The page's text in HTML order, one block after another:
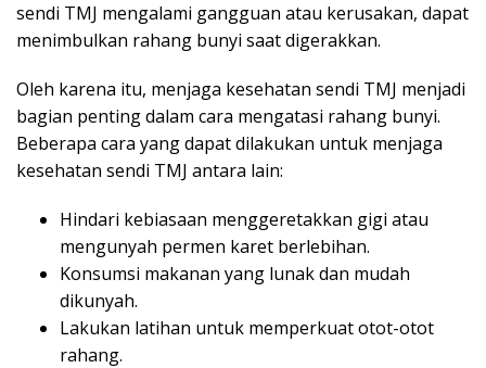
sendi TMJ mengalami gangguan atau kerusakan, dapat
menimbulkan rahang bunyi saat digerakkan.
Oleh karena itu, menjaga kesehatan sendi TMJ menjadi
bagian penting dalam cara mengatasi rahang bunyi.
Beberapa cara yang dapat dilakukan untuk menjaga
kesehatan sendi TMJ antara lain:
Hindari kebiasaan menggeretakkan gigi atau
mengunyah permen karet berlebihan.
Konsumsi makanan yang lunak dan mudah
dikunyah.
Lakukan latihan untuk memperkuat otot-otot
rahang.